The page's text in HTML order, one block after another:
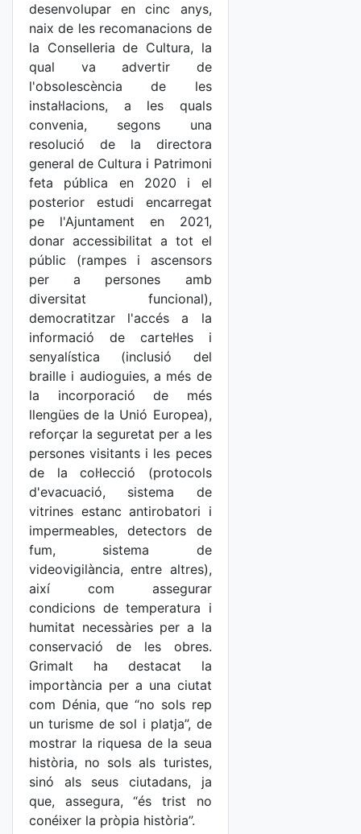
desenvolupar en cinc anys,
naix de les recomanacions de
la Conselleria de Cultura, la
qual va advertir de
l'obsolescència de les
instal·lacions, a les quals
convenia, segons una
resolució de la directora
general de Cultura i Patrimoni
feta pública en 2020 i el
posterior estudi encarregat
pe l'Ajuntament en 2021,
donar accessibilitat a tot el
públic (rampes i ascensors
per a persones amb
diversitat funcional),
democratitzar l'accés a la
informació de cartel·les i
senyalística (inclusió del
braille i audioguies, a més de
la incorporació de més
llengües de la Unió Europea),
reforçar la seguretat per a les
persones visitants i les peces
de la col·lecció (protocols
d'evacuació, sistema de
vitrines estanc antirobatori i
impermeables, detectors de
fum, sistema de
videovigilància, entre altres),
així com assegurar
condicions de temperatura i
humitat necessàries per a la
conservació de les obres.
Grimalt ha destacat la
importància per a una ciutat
com Dénia, que “no sols rep
un turisme de sol i platja”, de
mostrar la riquesa de la seua
història, no sols als turistes,
sinó als seus ciutadans, ja
que, assegura, “és trist no
conéixer la pròpia història”.